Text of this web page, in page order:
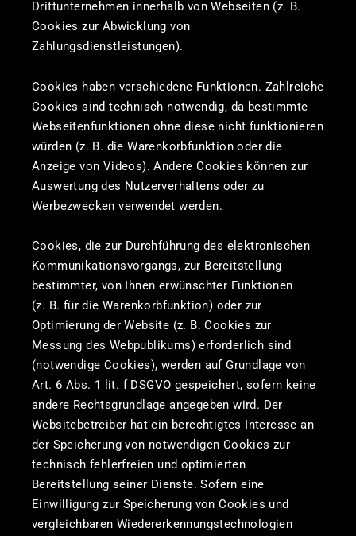
Drittunternehmen innerhalb von Webseiten (z. B.
Cookies zur Abwicklung von
Zahlungsdienstleistungen).
Cookies haben verschiedene Funktionen. Zahlreiche
Cookies sind technisch notwendig, da bestimmte
Webseitenfunktionen ohne diese nicht funktionieren
würden (z. B. die Warenkorbfunktion oder die
Anzeige von Videos). Andere Cookies können zur
Auswertung des Nutzerverhaltens oder zu
Werbezwecken verwendet werden.
Cookies, die zur Durchführung des elektronischen
Kommunikationsvorgangs, zur Bereitstellung
bestimmter, von Ihnen erwünschter Funktionen
(z. B. für die Warenkorbfunktion) oder zur
Optimierung der Website (z. B. Cookies zur
Messung des Webpublikums) erforderlich sind
(notwendige Cookies), werden auf Grundlage von
Art. 6 Abs. 1 lit. f DSGVO gespeichert, sofern keine
andere Rechtsgrundlage angegeben wird. Der
Websitebetreiber hat ein berechtigtes Interesse an
der Speicherung von notwendigen Cookies zur
technisch fehlerfreien und optimierten
Bereitstellung seiner Dienste. Sofern eine
Einwilligung zur Speicherung von Cookies und
vergleichbaren Wiedererkennungstechnologien